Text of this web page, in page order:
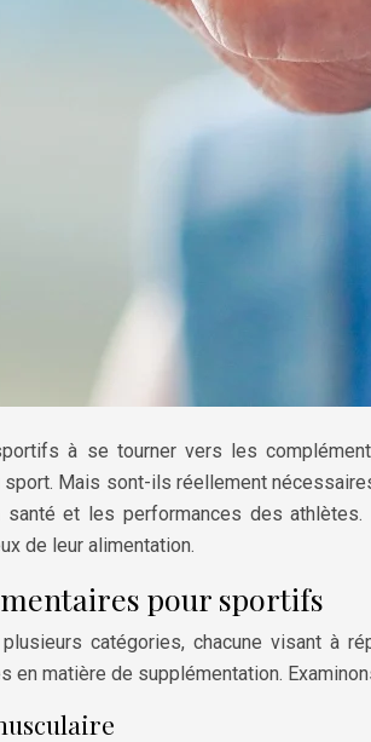
à se tourner vers les
Mais sont-ils réellement
et les performances des
de leur alimentation.
pour sportifs
catégories, chacune visant à
matière de supplémentation.